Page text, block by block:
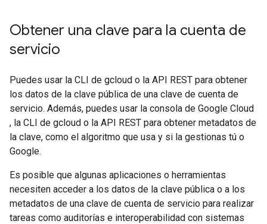
Obtener una clave para la cuenta de
servicio
Puedes usar la CLI de gcloud o la API REST para obtener
los datos de la clave pública de una clave de cuenta de
servicio. Además, puedes usar la consola de Google Cloud
, la CLI de gcloud o la API REST para obtener metadatos de
la clave, como el algoritmo que usa y si la gestionas tú o
Google.
Es posible que algunas aplicaciones o herramientas
necesiten acceder a los datos de la clave pública o a los
metadatos de una clave de cuenta de servicio para realizar
tareas como auditorías e interoperabilidad con sistemas